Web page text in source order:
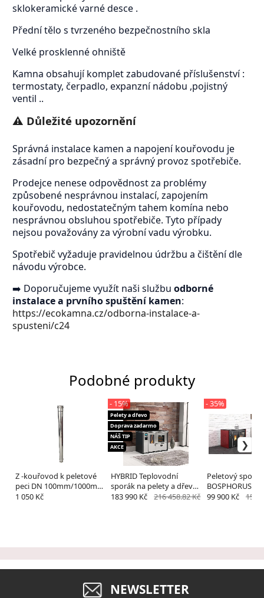
sklokeramické varné desce .
Přední tělo s tvrzeného bezpečnostního skla
Velké prosklenné ohniště
Kamna obsahují komplet zabudované příslušenství :
termostaty, čerpadlo, expanzní nádobu ,pojistný
ventil ..
⚠️ Důležité upozornění
Správná instalace kamen a napojení kouřovodu je
zásadní pro bezpečný a správný provoz spotřebiče.
Prodejce nenese odpovědnost za problémy
způsobené nesprávnou instalací, zapojením
kouřovodu, nedostatečným tahem komína nebo
nesprávnou obsluhou spotřebiče. Tyto případy
nejsou považovány za výrobní vadu výrobku.
Spotřebič vyžaduje pravidelnou údržbu a čištění dle
návodu výrobce.
➡️ Doporučujeme využít naši službu odborné
instalace a prvního spuštění kamen:
https://ecokamna.cz/odborna-instalace-a-
spusteni/c24
Podobné produkty
Z -kouřovod k peletové
peci DN 100mm/1000mm
nerez
1 050 Kč
HYBRID Teplovodní
sporák na pelety a dřevo
TEBA Hybrid 23kw
Pelety a dřevo
Doprava zadarmo
NÁŠ TIP
AKCE
- 15%
183 990 Kč 216 458.82 Kč
Peletový sporák
BOSPHORUS s
teplovodním
- 35%
99 900 Kč 153
NEWSLETTER